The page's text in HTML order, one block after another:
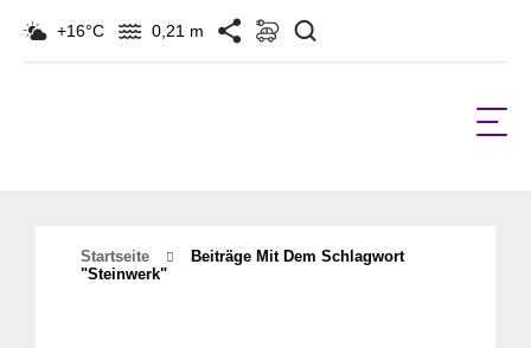
+16°C 0,21 m
Startseite
Beiträge Mit Dem Schlagwort
"steinwerk"